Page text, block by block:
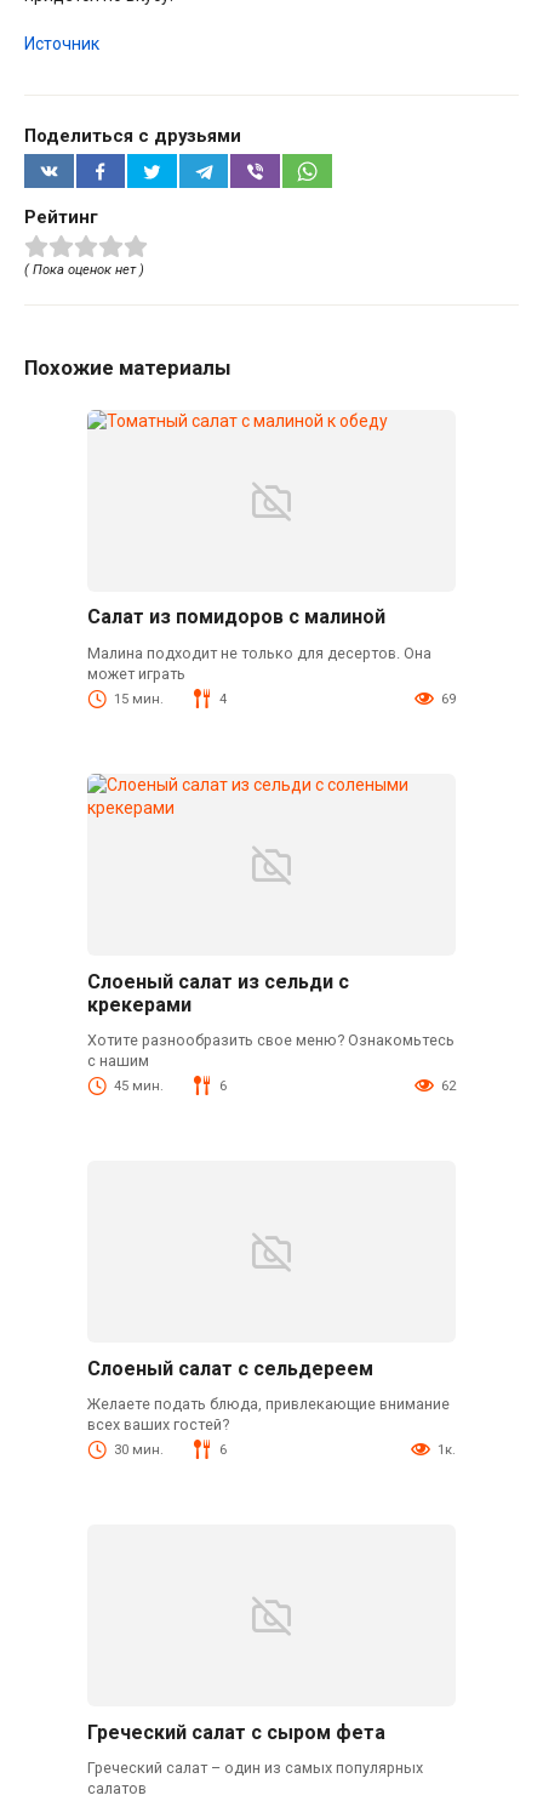
Источник
Поделиться с друзьями
Рейтинг
( Пока оценок нет )
Похожие материалы
Салат из помидоров с малиной
Малина подходит не только для десертов. Она
может играть
15 мин. 4 69
Слоеный салат из сельди с
крекерами
Хотите разнообразить свое меню? Ознакомьтесь
с нашим
45 мин. 6 62
Слоеный салат с сельдереем
Желаете подать блюда, привлекающие внимание
всех ваших гостей?
30 мин. 6 1к.
Греческий салат с сыром фета
Греческий салат – один из самых популярных
салатов